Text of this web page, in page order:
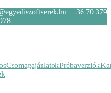
| +36 70 379
CsomagajánlatokPróbaverziók